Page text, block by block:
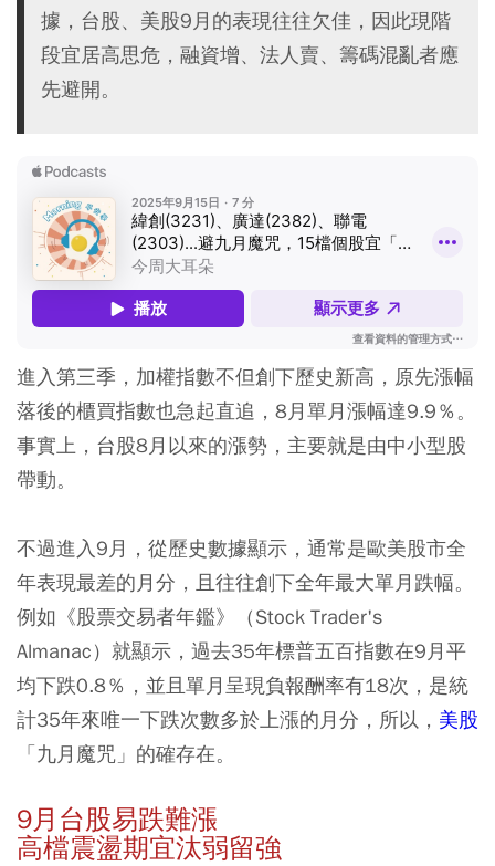
據，台股、美股9月的表現往往欠佳，因此現階
段宜居高思危，融資增、法人賣、籌碼混亂者應
先避開。
進入第三季，加權指數不但創下歷史新高，原先漲幅
落後的櫃買指數也急起直追，8月單月漲幅達9.9％。
事實上，台股8月以來的漲勢，主要就是由中小型股
帶動。
不過進入9月，從歷史數據顯示，通常是歐美股市全
年表現最差的月分，且往往創下全年最大單月跌幅。
例如《股票交易者年鑑》（Stock Trader's
Almanac）就顯示，過去35年標普五百指數在9月平
均下跌0.8％，並且單月呈現負報酬率有18次，是統
計35年來唯一下跌次數多於上漲的月分，所以， 美股
「九月魔咒」的確存在。
9月台股易跌難漲
高檔震盪期宜汰弱留強